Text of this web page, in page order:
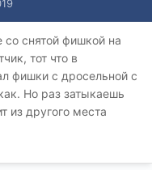
снятой фишкой на
тот что в
фишки с дросельной с
Но раз затыкаешь
из другого места